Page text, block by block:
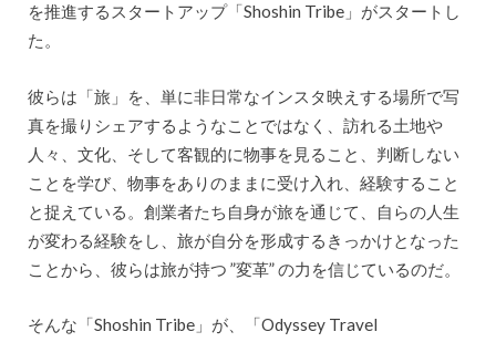
を推進するスタートアップ「Shoshin Tribe」がスタートし
た。
彼らは「旅」を、単に非日常なインスタ映えする場所で写
真を撮りシェアするようなことではなく、訪れる土地や
人々、文化、そして客観的に物事を見ること、判断しない
ことを学び、物事をありのままに受け入れ、経験すること
と捉えている。創業者たち自身が旅を通じて、自らの人生
が変わる経験をし、旅が自分を形成するきっかけとなった
ことから、彼らは旅が持つ ”変革” の力を信じているのだ。
そんな「Shoshin Tribe」が、「Odyssey Travel